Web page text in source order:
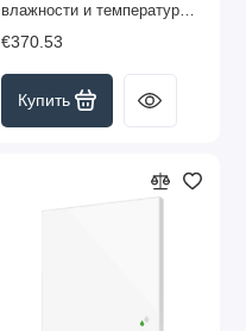
влажности и температуры
KNX для скрытого
монтажа, цвет белый
глянцевый арт.
ZSFSENV2GW
€370.53
Купить